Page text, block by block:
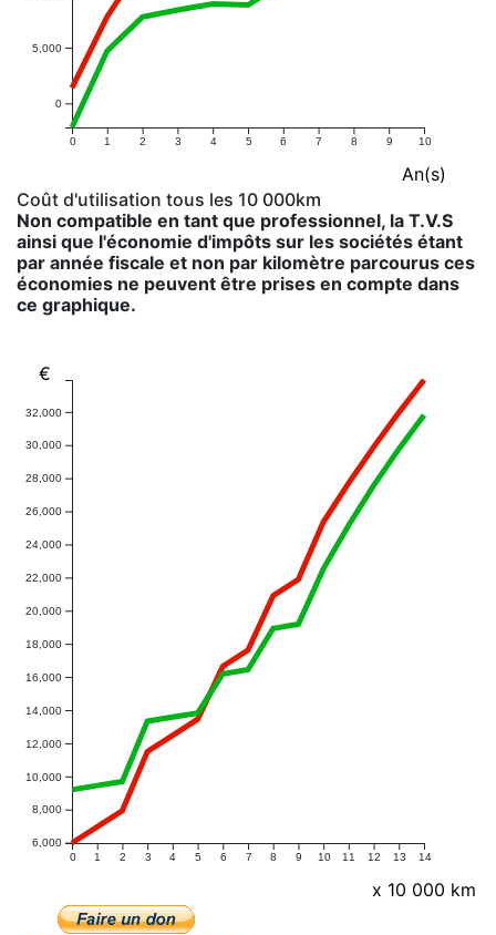
0 1 2 3 4 5 6 7 8 9 10
0
5,000
An(s)
Coût d'utilisation tous les 10 000km
Non compatible en tant que professionnel, la T.V.S
ainsi que l'économie d'impôts sur les sociétés étant
par année fiscale et non par kilomètre parcourus ces
économies ne peuvent être prises en compte dans
ce graphique.
0 1 2 3 4 5 6 7 8 9 10 11 12 13 14
6,000
8,000
10,000
12,000
14,000
16,000
18,000
20,000
22,000
24,000
26,000
28,000
30,000
32,000
€
x 10 000 km